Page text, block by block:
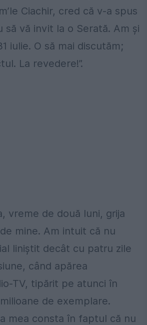
Ciachir, cred că v-a spus
să vă invit la o Serată. Am şi
iulie. O să mai discutăm;
La revedere!”.
vreme de două luni, grija
mine. Am intuit că nu
liniştit decât cu patru zile
când apărea
TV, tipărit pe atunci în
de exemplare.
mea consta în faptul că nu